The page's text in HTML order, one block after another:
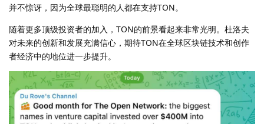
并不惊讶，因为全球最聪明的人都在支持TON。
随着更多顶级投资者的加入，TON的前景看起来非常光明。杜洛夫
对未来的创新和发展充满信心，期待TON在全球区块链技术和创作
者经济中的地位进一步提升。